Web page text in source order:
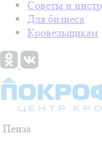
Советы и
Для бизнеса
Кровельщикам
Пенза